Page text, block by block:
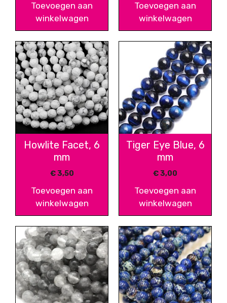
Toevoegen aan
winkelwagen
Toevoegen aan
winkelwagen
Howlite Facet, 6
mm
€3,50
Toevoegen aan
winkelwagen
Tiger Eye Blue, 6
mm
€3,00
Toevoegen aan
winkelwagen